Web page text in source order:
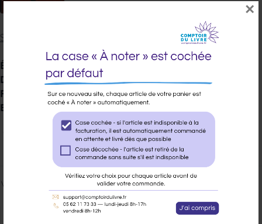
×
SOULIE, FREDERIC
Éditeur : EMPREINTE
Date de parution :05/11/2008
Famille : 0000
EAN 13 : 9782913319547
7,90 € PPTTC
Veuillez vous
pour ajouter
au panier cet article.